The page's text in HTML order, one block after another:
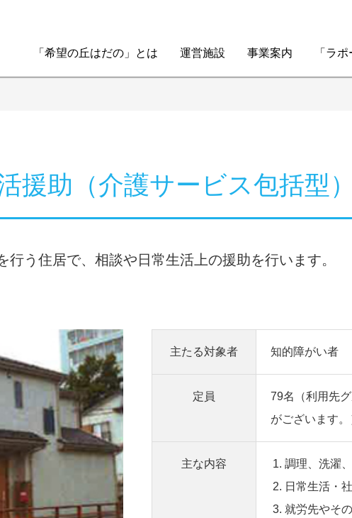
「希望の丘はだの」とは 運営施設 事業案内 「ラ
援助（介護サービス包括型）
行う住居で、相談や日常生活上の援助を行います。
主たる対象者 知的障がい者
定員
79名（利用先
がございます。
主な内容
調理、洗濯
日常生活・
就労先やそ